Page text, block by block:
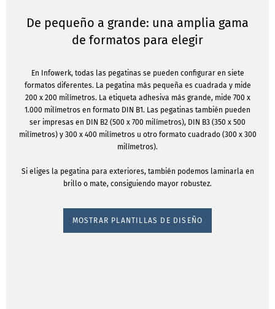
De pequeño a grande: una amplia gama
de formatos para elegir
En Infowerk, todas las pegatinas se pueden configurar en siete
formatos diferentes. La pegatina más pequeña es cuadrada y mide
200 x 200 milímetros. La etiqueta adhesiva más grande, mide 700 x
1.000 milímetros en formato DIN B1. Las pegatinas también pueden
ser impresas en DIN B2 (500 x 700 milímetros), DIN B3 (350 x 500
milímetros) y 300 x 400 milímetros u otro formato cuadrado (300 x 300
milímetros).
Si eliges la pegatina para exteriores, también podemos laminarla en
brillo o mate, consiguiendo mayor robustez.
MOSTRAR PLANTILLAS DE DISEÑO